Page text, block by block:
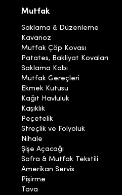
Mutfak
Saklama & Düzenleme
Kavanoz
Mutfak Çöp Kovası
Patates, Bakliyat Kovaları
Saklama Kabı
Mutfak Gereçleri
Ekmek Kutusu
Kağıt Havluluk
Kaşıklık
Peçetelik
Streçlik ve Folyoluk
Nihale
Şişe Açacağı
Sofra & Mutfak Tekstili
Amerikan Servis
Pişirme
Tava